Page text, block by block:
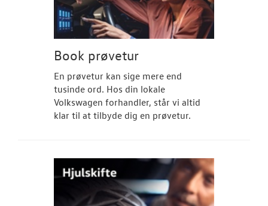
Book prøvetur
En prøvetur kan sige mere end
tusinde ord. Hos din lokale
Volkswagen forhandler, står vi altid
klar til at tilbyde dig en prøvetur.